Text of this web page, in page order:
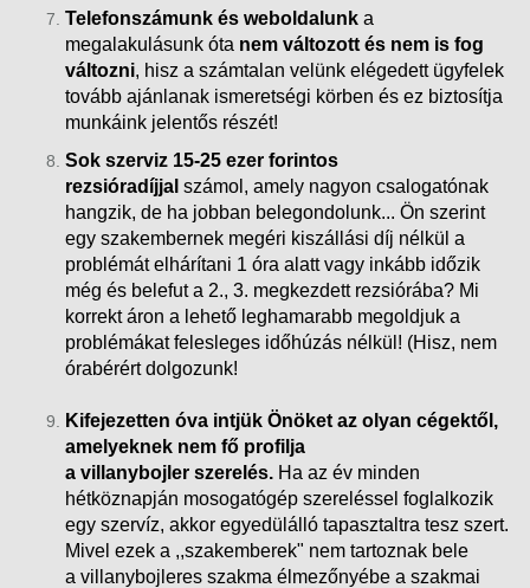
Telefonszámunk és weboldalunk a
megalakulásunk óta nem változott és nem is fog
változni, hisz a számtalan velünk elégedett ügyfelek
tovább ajánlanak ismeretségi körben és ez biztosítja
munkáink jelentős részét!
Sok szerviz 15-25 ezer forintos
rezsióradíjjal számol, amely nagyon csalogatónak
hangzik, de ha jobban belegondolunk... Ön szerint
egy szakembernek megéri kiszállási díj nélkül a
problémát elhárítani 1 óra alatt vagy inkább időzik
még és belefut a 2., 3. megkezdett rezsiórába? Mi
korrekt áron a lehető leghamarabb megoldjuk a
problémákat felesleges időhúzás nélkül! (Hisz, nem
órabérért dolgozunk!
Kifejezetten óva intjük Önöket az olyan cégektől,
amelyeknek nem fő profilja
a villanybojler szerelés. Ha az év minden
hétköznapján mosogatógép szereléssel foglalkozik
egy szervíz, akkor egyedülálló tapasztaltra tesz szert.
Mivel ezek a ,,szakemberek" nem tartoznak bele
a villanybojleres szakma élmezőnyébe a szakmai